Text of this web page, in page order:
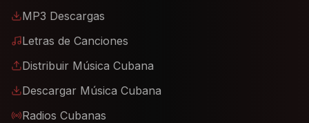
MP3 Descargas
Letras de Canciones
Distribuir Música Cubana
Descargar Música Cubana
Radios Cubanas